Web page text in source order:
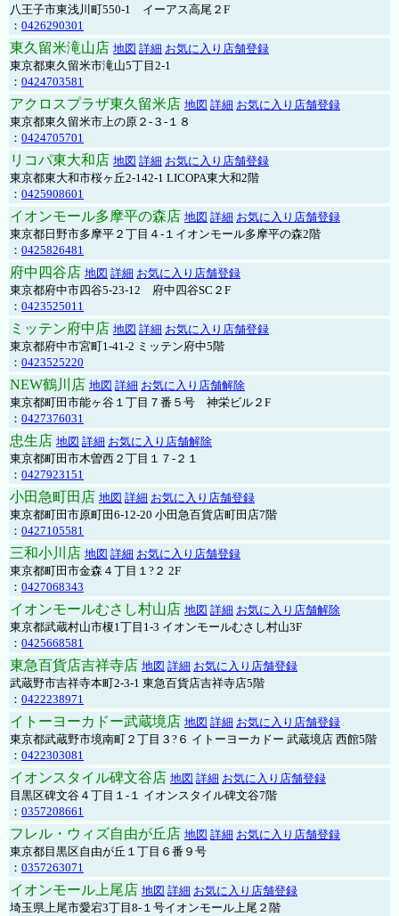
八王子市東浅川町550-1 イーアス高尾２F
： 0426290301
東久留米滝山店 地図 詳細 お気に入り店舗登録
東京都東久留米市滝山5丁目2-1
： 0424703581
アクロスプラザ東久留米店 地図 詳細 お気に入り店舗登録
東京都東久留米市上の原２-３-１８
： 0424705701
リコパ東大和店 地図 詳細 お気に入り店舗登録
東京都東大和市桜ヶ丘2-142-1 LICOPA東大和2階
： 0425908601
イオンモール多摩平の森店 地図 詳細 お気に入り店舗登録
東京都日野市多摩平２丁目４-１イオンモール多摩平の森2階
： 0425826481
府中四谷店 地図 詳細 お気に入り店舗登録
東京都府中市四谷5-23-12 府中四谷SC２F
： 0423525011
ミッテン府中店 地図 詳細 お気に入り店舗登録
東京都府中市宮町1-41-2 ミッテン府中5階
： 0423525220
NEW鶴川店 地図 詳細 お気に入り店舗解除
東京都町田市能ヶ谷１丁目７番５号 神栄ビル２F
： 0427376031
忠生店 地図 詳細 お気に入り店舗解除
東京都町田市木曽西２丁目１７-２１
： 0427923151
小田急町田店 地図 詳細 お気に入り店舗登録
東京都町田市原町田6-12-20 小田急百貨店町田店7階
： 0427105581
三和小川店 地図 詳細 お気に入り店舗登録
東京都町田市金森４丁目１?２ 2F
： 0427068343
イオンモールむさし村山店 地図 詳細 お気に入り店舗解除
東京都武蔵村山市榎1丁目1-3 イオンモールむさし村山3F
： 0425668581
東急百貨店吉祥寺店 地図 詳細 お気に入り店舗登録
武蔵野市吉祥寺本町2-3-1 東急百貨店吉祥寺店5階
： 0422238971
イトーヨーカドー武蔵境店 地図 詳細 お気に入り店舗登録
東京都武蔵野市境南町２丁目３?６ イトーヨーカドー 武蔵境店 西館5階
： 0422303081
イオンスタイル碑文谷店 地図 詳細 お気に入り店舗登録
目黒区碑文谷４丁目１-１ イオンスタイル碑文谷7階
： 0357208661
フレル・ウィズ自由が丘店 地図 詳細 お気に入り店舗登録
東京都目黒区自由が丘１丁目６番９号
： 0357263071
イオンモール上尾店 地図 詳細 お気に入り店舗登録
埼玉県上尾市愛宕3丁目8-１号イオンモール上尾２階